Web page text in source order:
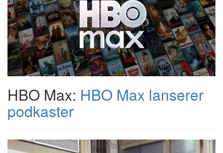
HBO Max: HBO Max lanserer
podkaster